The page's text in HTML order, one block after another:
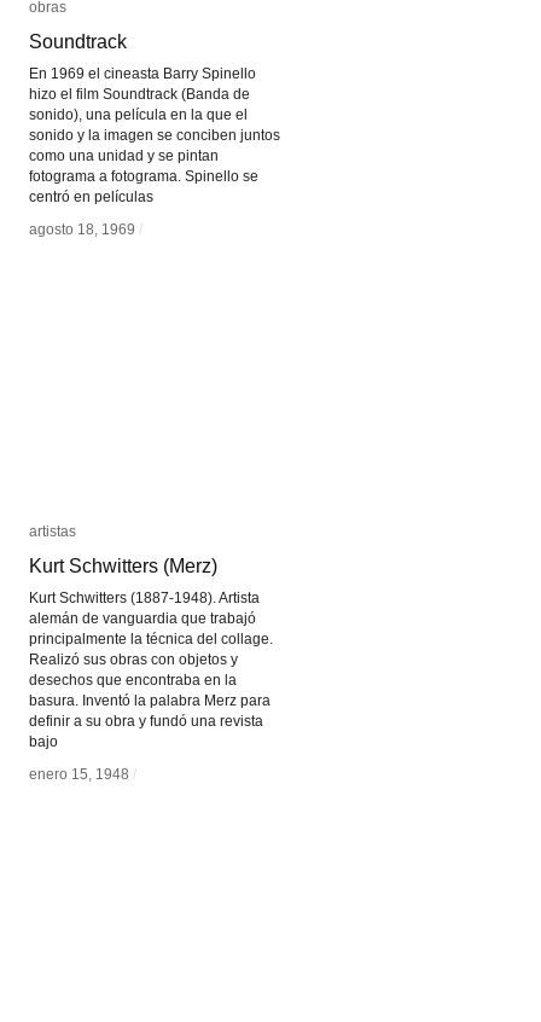
obras
Soundtrack
En 1969 el cineasta Barry Spinello
hizo el film Soundtrack (Banda de
sonido), una película en la que el
sonido y la imagen se conciben juntos
como una unidad y se pintan
fotograma a fotograma. Spinello se
centró en películas
agosto 18, 1969 /
obras
Soundtrack
agosto 18, 1969 /
artistas
Kurt Schwitters (Merz)
Kurt Schwitters (1887-1948). Artista
alemán de vanguardia que trabajó
principalmente la técnica del collage.
Realizó sus obras con objetos y
desechos que encontraba en la
basura. Inventó la palabra Merz para
definir a su obra y fundó una revista
bajo
enero 15, 1948 /
artistas
Kurt Schwitters (Merz)
enero 15, 1948 /